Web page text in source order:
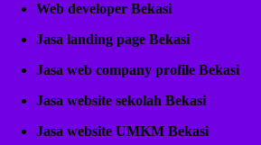
Web developer Bekasi
Jasa landing page Bekasi
Jasa web company profile Bekasi
Jasa website sekolah Bekasi
Jasa website UMKM Bekasi